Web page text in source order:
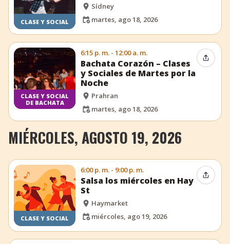
CLASE Y SOCIAL
Sídney
martes, ago 18, 2026
CLASE Y SOCIAL
DE BACHATA
6:15 p. m. - 12:00 a. m.
Bachata Corazón – Clases
y Sociales de Martes por la
Noche
Prahran
martes, ago 18, 2026
MIÉRCOLES, AGOSTO 19, 2026
CLASE Y SOCIAL
6:00 p. m. - 9:00 p. m.
Salsa los miércoles en Hay
St
Haymarket
miércoles, ago 19, 2026